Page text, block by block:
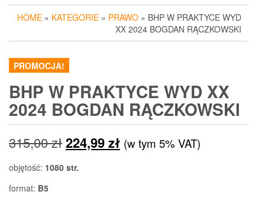
HOME » KATEGORIE » PRAWO » BHP W PRAKTYCE WYD
XX 2024 BOGDAN RĄCZKOWSKI
PROMOCJA!
BHP W PRAKTYCE WYD XX
2024 BOGDAN RĄCZKOWSKI
315,00złPierwotna
cena
224,99złAktualna
(w tym 5% VAT)
objętość: 1080 str.
format: B5